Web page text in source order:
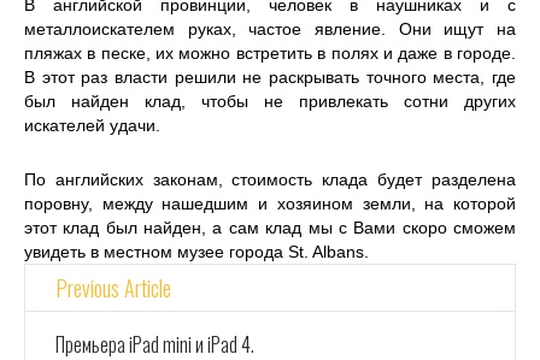
В английской провинции, человек в наушниках и с
металлоискателем руках, частое явление. Они ищут на
пляжах в песке, их можно встретить в полях и даже в городе.
В этот раз власти решили не раскрывать точного места, где
был найден клад, чтобы не привлекать сотни других
искателей удачи.
По английских законам, стоимость клада будет разделена
поровну, между нашедшим и хозяином земли, на которой
этот клад был найден, а сам клад мы с Вами скоро сможем
увидеть в местном музее города St. Albans.
Previous Article
Премьера iPad mini и iPad 4.